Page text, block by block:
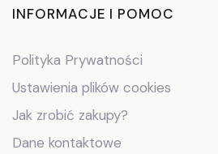
Linki w stopce
INFORMACJE I POMOC
Polityka Prywatności
Ustawienia plików cookies
Jak zrobić zakupy?
Dane kontaktowe